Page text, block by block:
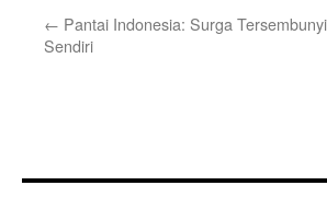
← Pantai Indonesia: Surga
Sendiri